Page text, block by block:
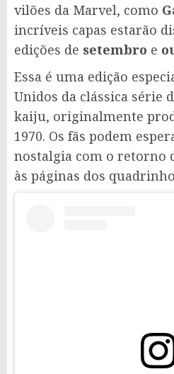
vilões da Marvel, como
incríveis capas estarão
edições de setembro e
Essa é uma edição
Unidos da clássica série
kaiju, originalmente
1970. Os fãs podem
nostalgia com o retorno
às páginas dos